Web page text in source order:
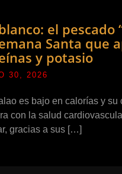
el pescado
Santa que
y potasio
30, 2026
es bajo en calorías y su
con la salud
gracias a sus […]